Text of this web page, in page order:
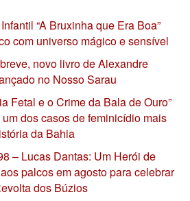
“A Bruxinha que Era Boa”
com universo mágico e sensível
novo livro de Alexandre
no Nosso Sarau
Fetal e o Crime da Bala de Ouro”
dos casos de feminicídio mais
da Bahia
– Lucas Dantas: Um Herói de
palcos em agosto para celebrar
dos Búzios